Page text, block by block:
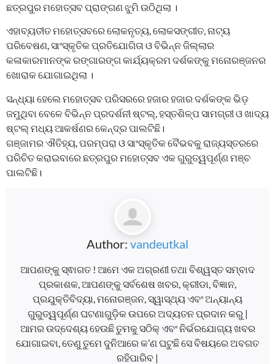
ଛତ୍ରପୁର ମହୋତ୍ସବ ପ୍ରାଙ୍ଗଣ ଝୁମି ଉଠିଥିଲା ।
ଏହାବ୍ୟତୀତ ମହୋତ୍ସବରେ ଲୋକନୃତ୍ୟ, ଲୋକସଙ୍ଗୀତ, ନାଟ୍ୟ
ପରିବେଷଣ, ସାଂସ୍କୃତିକ ପ୍ରତିଯୋଗିତା ଓ ବିଭିନ୍ନ ଜିଲ୍ଲାର
କଳାକାରମାନଙ୍କ ରଙ୍ଗାରଙ୍ଗ କାର୍ଯ୍ୟକ୍ରମ ଦର୍ଶକଙ୍କୁ ମନୋରଞ୍ଜନର
ଖୋରାକ ଯୋଗାଇଥିଲା ।
ସନ୍ଧ୍ୟା ହେଲେ ମହୋତ୍ସବ ପରିସରରେ ହଜାର ହଜାର ଦର୍ଶକଙ୍କ ଭିଡ଼
ଜମୁଥିବା ବେଳେ ବିଭିନ୍ନ ପ୍ରଦର୍ଶନୀ ଷ୍ଟଲ୍, ହସ୍ତଶିଳ୍ପ ସାମଗ୍ରୀ ଓ ଖାଦ୍ୟ
ଷ୍ଟଲ୍ ମଧ୍ୟ ଆକର୍ଷଣର କେନ୍ଦ୍ର ପାଲଟିଛି।
ଗଞ୍ଜାମର ଐତିହ୍ୟ, ପରମ୍ପରା ଓ ସାଂସ୍କୃତିକ ବୈଭବକୁ ରାଜ୍ୟସ୍ତରରେ
ପରିଚିତ କରାଇବାରେ ଛତ୍ରପୁର ମହୋତ୍ସବ ଏକ ଗୁରୁତ୍ୱପୂର୍ଣ୍ଣ ମଞ୍ଚ
ପାଲଟିଛି।
Author: vandeutkal
ଆପଣଙ୍କୁ ସ୍ଵାଗତ ! ଆମେ ଏକ ଅଗ୍ରଣୀ ତଥା ବିଶ୍ୱସ୍ତ ସମ୍ବାଦ
ପ୍ରକାଶକ, ଆପଣଙ୍କୁ ସର୍ବଶେଷ ଖବର, କ୍ରୀଡା, ବିଜ୍ଞାନ,
ପ୍ରଯୁକ୍ତିବିଦ୍ୟା, ମନୋରଞ୍ଜନ, ସ୍ୱାସ୍ଥ୍ୟ ଏବଂ ଅନ୍ୟାନ୍ୟ
ଗୁରୁତ୍ୱପୂର୍ଣ୍ଣ ଘଟଣାଗୁଡ଼ିକ ଉପରେ ଅଦ୍ୟତନ ପ୍ରଦାନ କରୁ |
ଆମର ଉଦ୍ଦେଶ୍ୟ ହେଉଛି ତୁମକୁ ସଠିକ୍ ଏବଂ ନିର୍ଭରଯୋଗ୍ୟ ଖବର
ଯୋଗାଇବା, ତେଣୁ ତୁମେ ଦୁନିଆରେ କ’ଣ ଘଟୁଛି ସେ ବିଷୟରେ ଅବଗତ
ରହିପାରିବ |